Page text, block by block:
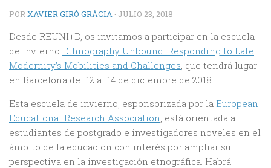
PORXAVIER GIRÓ GRÀCIA · JULIO 23, 2018
Desde REUNI+D, os invitamos a participar en la escuela
de invierno Ethnography Unbound: Responding to Late
Modernity’s Mobilities and Challenges, que tendrá lugar
en Barcelona del 12 al 14 de diciembre de 2018.
Esta escuela de invierno, esponsorizada por la European
Educational Research Association, está orientada a
estudiantes de postgrado e investigadores noveles en el
ámbito de la educación con interés por ampliar su
perspectiva en la investigación etnográfica. Habrá